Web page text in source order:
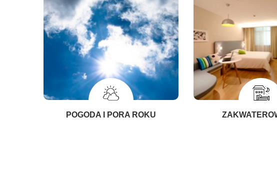
POGODA I PORA ROKU